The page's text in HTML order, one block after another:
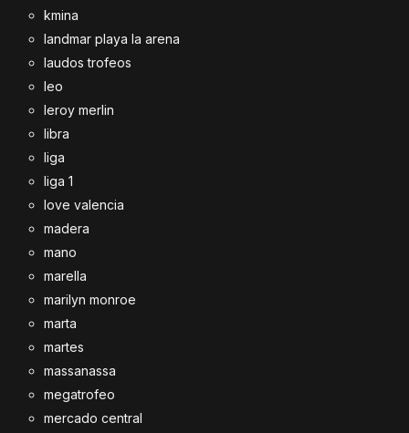
kmina
landmar playa la arena
laudos trofeos
leo
leroy merlin
libra
liga
liga 1
love valencia
madera
mano
marella
marilyn monroe
marta
martes
massanassa
megatrofeo
mercado central